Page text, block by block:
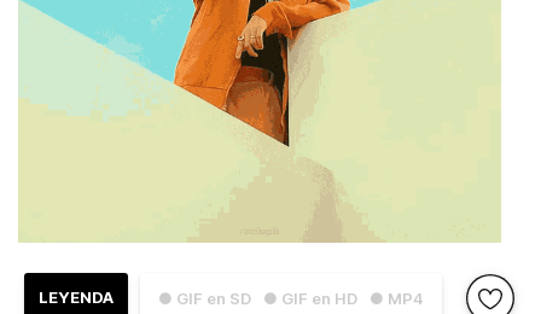
● GIF en SD ● GIF en HD ● MP4
LEYENDA